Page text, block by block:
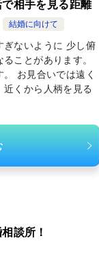
相手を見る距離
結婚に向けて
ぎないように 少し俯
ことがあります。
お見合いでは遠く
くから人柄を見る
談所！